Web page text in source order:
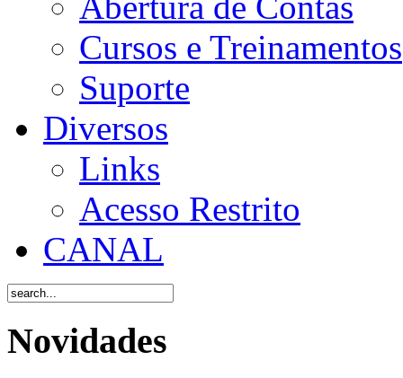
Cursos e Treinamentos
Suporte
Diversos
Links
Acesso Restrito
CANAL
Novidades